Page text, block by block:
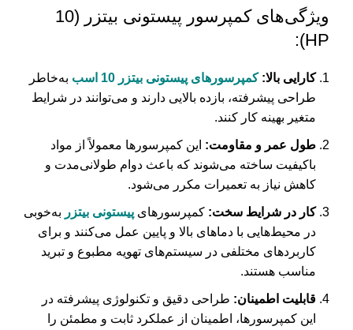
ویژگی‌های کمپرسور پیستونی بیتزر (10
HP):
کارایی بالا:کمپرسورهای پیستونی بیتزر 10 اسب
به‌خاطر
طراحی پیشرفته، بازده بالایی دارند و می‌توانند در شرایط
متغیر بهینه کار کنند.
طول عمر و مقاومت: این کمپرسورها معمولاً از مواد
باکیفیت ساخته می‌شوند که باعث دوام طولانی‌مدت و
کاهش نیاز به تعمیرات مکرر می‌شود.
کار در شرایط سخت: کمپرسورهای پیستونی بیتزر به‌خوبی
در محیط‌هایی با دماهای بالا و پایین عمل می‌کنند و برای
کاربردهای مختلفی در سیستم‌های تهویه مطبوع و تبرید
مناسب هستند.
قابلیت اطمینان: طراحی دقیق و تکنولوژی پیشرفته در
این کمپرسورها، اطمینان از عملکرد ثابت و مطمئن را